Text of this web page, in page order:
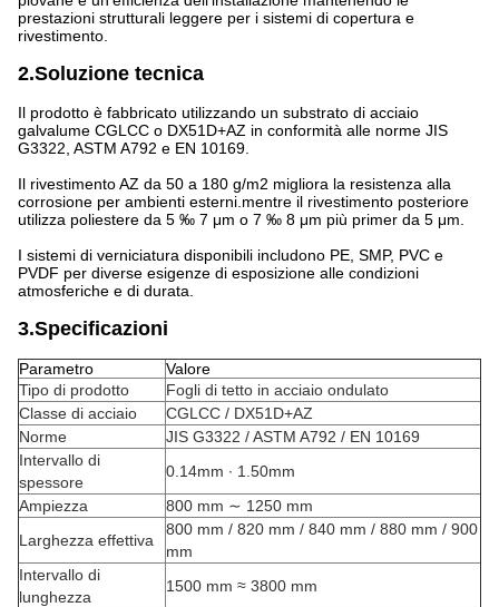
prestazioni strutturali leggere per i sistemi di copertura e
rivestimento.
2.Soluzione tecnica
Il prodotto è fabbricato utilizzando un substrato di acciaio
galvalume CGLCC o DX51D+AZ in conformità alle norme JIS
G3322, ASTM A792 e EN 10169.
Il rivestimento AZ da 50 a 180 g/m2 migliora la resistenza alla
corrosione per ambienti esterni.mentre il rivestimento posteriore
utilizza poliestere da 5 ‰ 7 μm o 7 ‰ 8 μm più primer da 5 μm.
I sistemi di verniciatura disponibili includono PE, SMP, PVC e
PVDF per diverse esigenze di esposizione alle condizioni
atmosferiche e di durata.
3.Specificazioni
Parametro
Valore
Tipo di prodotto
Fogli di tetto in acciaio ondulato
Classe di acciaio
CGLCC / DX51D+AZ
Norme
JIS G3322 / ASTM A792 / EN 10169
Intervallo di
spessore
0.14mm ∙ 1.50mm
Ampiezza
800 mm ∼ 1250 mm
Larghezza effettiva
800 mm / 820 mm / 840 mm / 880 mm / 900
mm
Intervallo di
lunghezza
1500 mm ≈ 3800 mm